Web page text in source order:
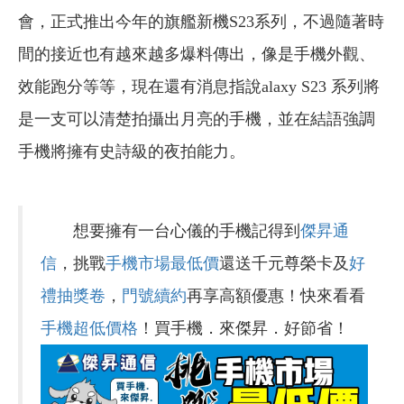
會，正式推出今年的旗艦新機S23系列，不過隨著時
間的接近也有越來越多爆料傳出，像是手機外觀、
效能跑分等等，現在還有消息指說alaxy S23 系列將
是一支可以清楚拍攝出月亮的手機，並在結語強調
手機將擁有史詩級的夜拍能力。
想要擁有一台心儀的手機記得到 傑昇通
信 ，挑戰手機市場最低價還送千元尊榮卡及好
禮抽獎卷 ， 門號續約再享高額優惠！快來看看
手機超低價格 ！買手機．來傑昇．好節省！